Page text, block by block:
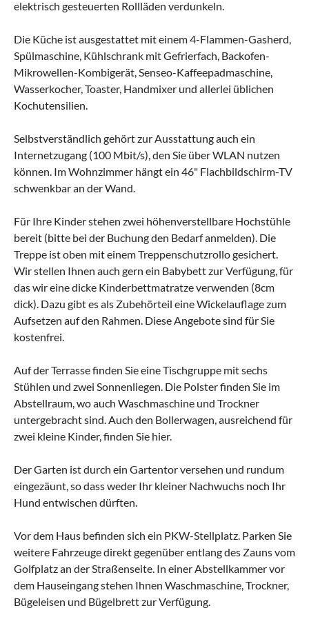
elektrisch gesteuerten Rollläden verdunkeln.
Die Küche ist ausgestattet mit einem 4-Flammen-Gasherd,
Spülmaschine, Kühlschrank mit Gefrierfach, Backofen-
Mikrowellen-Kombigerät, Senseo-Kaffeepadmaschine,
Wasserkocher, Toaster, Handmixer und allerlei üblichen
Kochutensilien.
Selbstverständlich gehört zur Ausstattung auch ein
Internetzugang (100 Mbit/s), den Sie über WLAN nutzen
können. Im Wohnzimmer hängt ein 46" Flachbildschirm-TV
schwenkbar an der Wand.
Für Ihre Kinder stehen zwei höhenverstellbare Hochstühle
bereit (bitte bei der Buchung den Bedarf anmelden). Die
Treppe ist oben mit einem Treppenschutzrollo gesichert.
Wir stellen Ihnen auch gern ein Babybett zur Verfügung, für
das wir eine dicke Kinderbettmatratze verwenden (8cm
dick). Dazu gibt es als Zubehörteil eine Wickelauflage zum
Aufsetzen auf den Rahmen. Diese Angebote sind für Sie
kostenfrei.
Auf der Terrasse finden Sie eine Tischgruppe mit sechs
Stühlen und zwei Sonnenliegen. Die Polster finden Sie im
Abstellraum, wo auch Waschmaschine und Trockner
untergebracht sind. Auch den Bollerwagen, ausreichend für
zwei kleine Kinder, finden Sie hier.
Der Garten ist durch ein Gartentor versehen und rundum
eingezäunt, so dass weder Ihr kleiner Nachwuchs noch Ihr
Hund entwischen dürften.
Vor dem Haus befinden sich ein PKW-Stellplatz. Parken Sie
weitere Fahrzeuge direkt gegenüber entlang des Zauns vom
Golfplatz an der Straßenseite. In einer Abstellkammer vor
dem Hauseingang stehen Ihnen Waschmaschine, Trockner,
Bügeleisen und Bügelbrett zur Verfügung.